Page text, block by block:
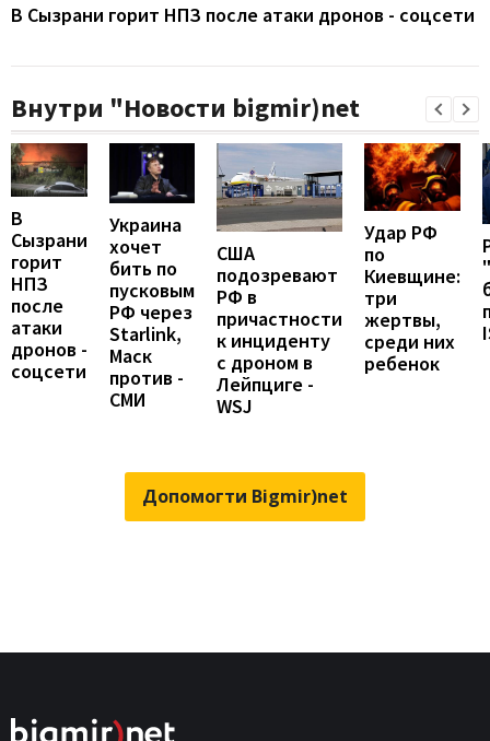
В Сызрани горит НПЗ после атаки дронов - соцсети
Внутри "Новости bigmir)net
В
Сызрани
горит
НПЗ
после
атаки
дронов -
соцсети
Украина
хочет
бить по
пусковым
РФ через
Starlink,
Маск
против -
СМИ
США
подозревают
РФ в
причастности
к инциденту
с дроном в
Лейпциге -
WSJ
Удар РФ
по
Киевщине:
три
жертвы,
среди них
ребенок
Допомогти Bigmir)net